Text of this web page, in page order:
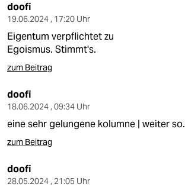
doofi
19.06.2024 , 17:20 Uhr
Eigentum verpflichtet zu
Egoismus. Stimmt's.
zum Beitrag
doofi
18.06.2024 , 09:34 Uhr
eine sehr gelungene kolumne | weiter so.
zum Beitrag
doofi
28.05.2024 , 21:05 Uhr